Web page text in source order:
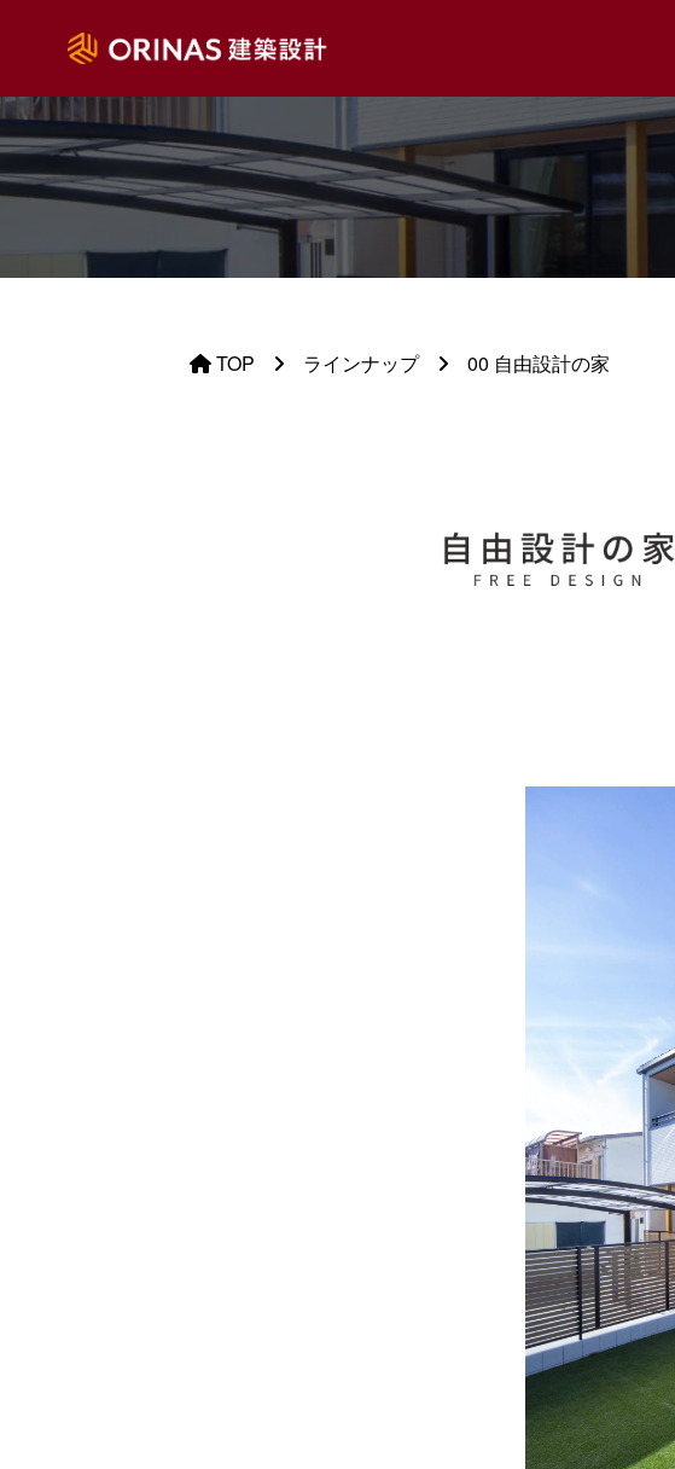
TOP ラインナップ 00 自由設計の家